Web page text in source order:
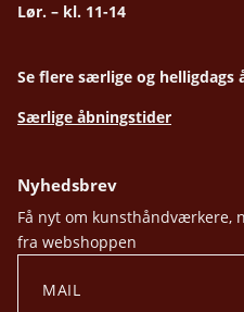
Lør. – kl. 11-14
Se flere særlige og helligdags
Særlige åbningstider
Nyhedsbrev
Få nyt om kunsthåndværkere,
fra webshoppen